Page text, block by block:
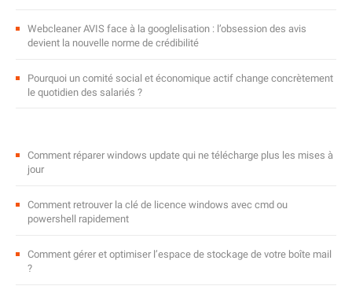
Webcleaner AVIS face à la googlelisation : l’obsession des avis
devient la nouvelle norme de crédibilité
Pourquoi un comité social et économique actif change concrètement
le quotidien des salariés ?
Comment réparer windows update qui ne télécharge plus les mises à
jour
Comment retrouver la clé de licence windows avec cmd ou
powershell rapidement
Comment gérer et optimiser l’espace de stockage de votre boîte mail
?